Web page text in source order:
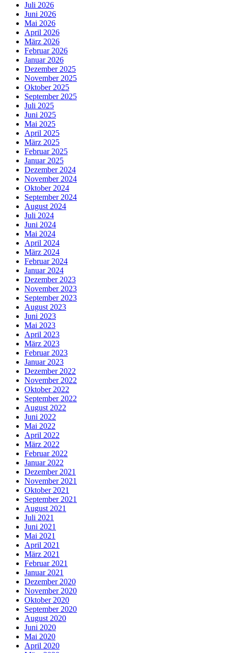
Juli 2026
Juni 2026
Mai 2026
April 2026
März 2026
Februar 2026
Januar 2026
Dezember 2025
November 2025
Oktober 2025
September 2025
Juli 2025
Juni 2025
Mai 2025
April 2025
März 2025
Februar 2025
Januar 2025
Dezember 2024
November 2024
Oktober 2024
September 2024
August 2024
Juli 2024
Juni 2024
Mai 2024
April 2024
März 2024
Februar 2024
Januar 2024
Dezember 2023
November 2023
September 2023
August 2023
Juni 2023
Mai 2023
April 2023
März 2023
Februar 2023
Januar 2023
Dezember 2022
November 2022
Oktober 2022
September 2022
August 2022
Juni 2022
Mai 2022
April 2022
März 2022
Februar 2022
Januar 2022
Dezember 2021
November 2021
Oktober 2021
September 2021
August 2021
Juli 2021
Juni 2021
Mai 2021
April 2021
März 2021
Februar 2021
Januar 2021
Dezember 2020
November 2020
Oktober 2020
September 2020
August 2020
Juni 2020
Mai 2020
April 2020